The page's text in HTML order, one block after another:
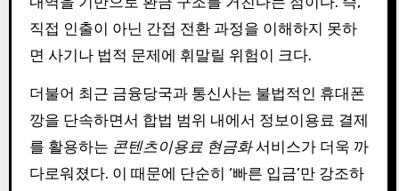
직접 인출이 아닌 간접 전환 과정을 이해하지 못하
면 사기나 법적 문제에 휘말릴 위험이 크다.
더불어 최근 금융당국과 통신사는 불법적인 휴대폰
깡을 단속하면서 합법 범위 내에서 정보이용료 결제
를 활용하는 콘텐츠이용료 현금화서비스가 더욱 까
다로워졌다. 이 때문에 단순히 ‘빠른 입금’만 강조하